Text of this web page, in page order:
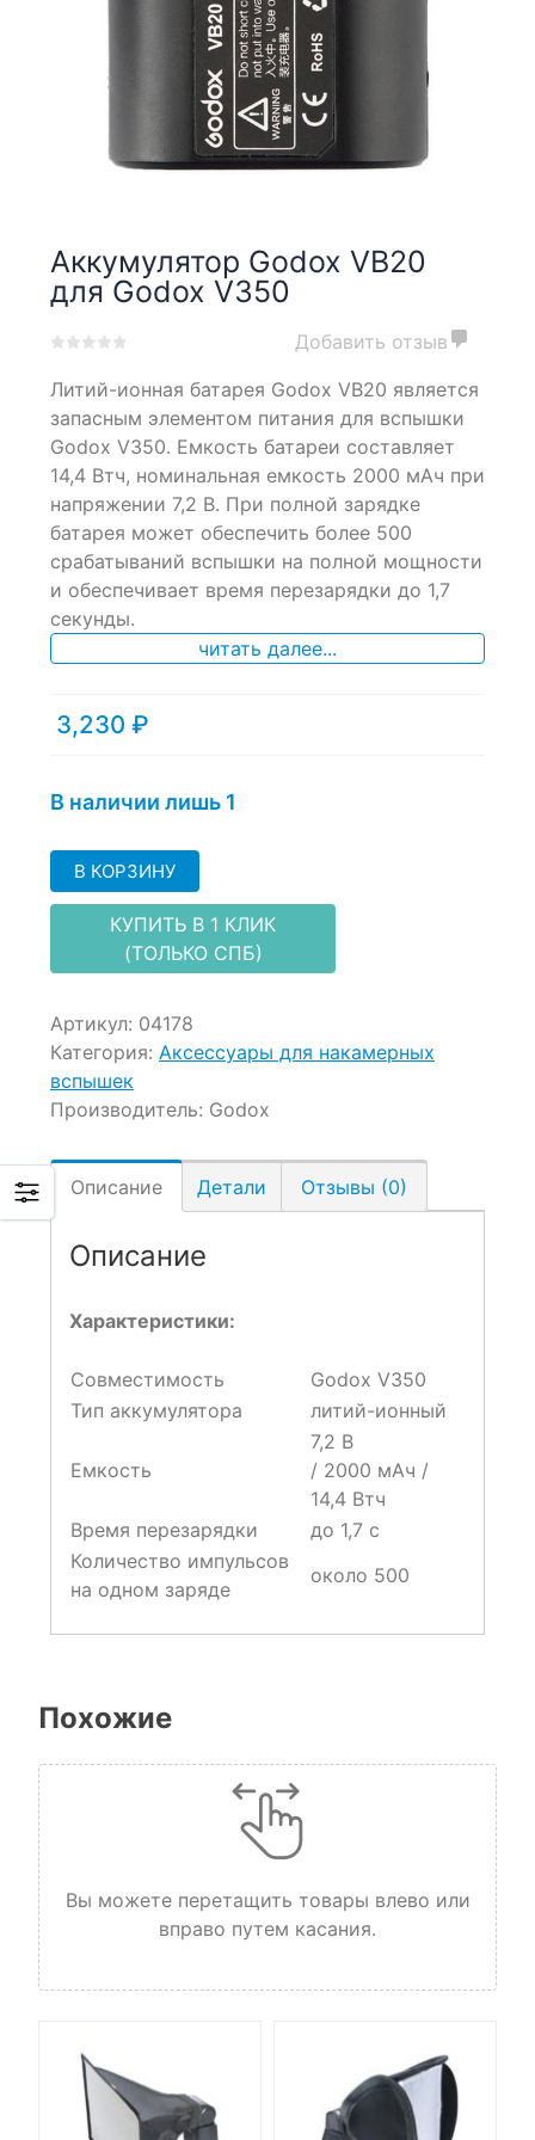
Аккумулятор Godox VB20
для Godox V350
out
on
customer
ratings
Добавить отзыв
Литий-ионная батарея Godox VB20 является
запасным элементом питания для вспышки
Godox V350. Емкость батареи составляет
14,4 Втч, номинальная емкость 2000 мАч при
напряжении 7,2 В. При полной зарядке
батарея может обеспечить более 500
срабатываний вспышки на полной мощности
и обеспечивает время перезарядки до 1,7
секунды.
читать далее...
3,230 ₽
В наличии лишь 1
В КОРЗИНУ
КУПИТЬ В 1 КЛИК
(ТОЛЬКО СПБ)
Артикул: 04178
Категория: Аксессуары для накамерных
вспышек
Производитель: Godox
Описание Детали Отзывы (0)
Описание
Характеристики:
Совместимость
Godox V350
Тип аккумулятора
литий-ионный
Емкость
7,2 В
/ 2000 мАч /
14,4 Втч
Время перезарядки
до 1,7 с
Количество импульсов
на одном заряде
около 500
Похожие
Вы можете перетащить товары влево или
вправо путем касания.